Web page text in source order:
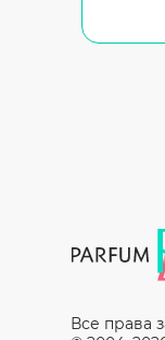
Все права